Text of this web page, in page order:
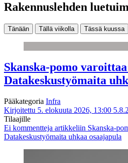
Rakennuslehden
Tänään Tällä viikolla Tässä kuussa
Skanska-pomo
Datakeskustyömaita
Pääkategoria Infra
Kirjoitettu 5. elokuuta 2026, 13:00
Tilaajille
Ei kommentteja artikkeliin Skanska-
Datakeskustyömaita uhkaa osaajapula